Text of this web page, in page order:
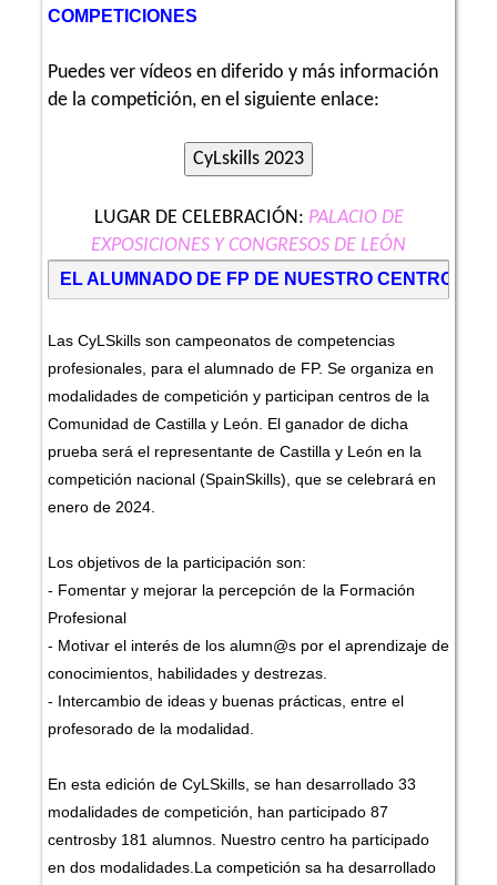
COMPETICIONES
Puedes ver vídeos en diferido y más información
de la competición, en el siguiente enlace:
LUGAR DE CELEBRACIÓN: PALACIO DE
EXPOSICIONES Y CONGRESOS DE LEÓN
EL ALUMNADO DE FP DE NUESTRO CENTRO
Las CyLSkills son campeonatos de competencias
profesionales, para el alumnado de FP. Se organiza en
modalidades de competición y participan centros de la
Comunidad de Castilla y León. El ganador de dicha
prueba será el representante de Castilla y León en la
competición nacional (SpainSkills), que se celebrará en
enero de 2024.
Los objetivos de la participación son:
- Fomentar y mejorar la percepción de la Formación
Profesional
- Motivar el interés de los alumn@s por el aprendizaje de
conocimientos, habilidades y destrezas.
- Intercambio de ideas y buenas prácticas, entre el
profesorado de la modalidad.
En esta edición de CyLSkills, se han desarrollado 33
modalidades de competición, han participado 87
centrosby 181 alumnos. Nuestro centro ha participado
en dos modalidades.La competición sa ha desarrollado